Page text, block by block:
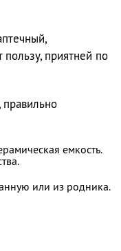
приятней по
правильно
емкость.
или из родника.